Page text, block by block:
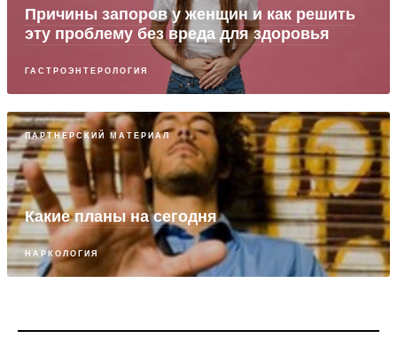
Причины запоров у женщин и как решить
эту проблему без вреда для здоровья
ГАСТРОЭНТЕРОЛОГИЯ
ПАРТНЕРСКИЙ МАТЕРИАЛ
Какие планы на сегодня
НАРКОЛОГИЯ